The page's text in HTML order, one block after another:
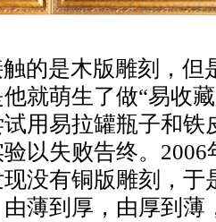
的是木版雕刻，但
就萌生了做“易收
用易拉罐瓶子和铁
以失败告终。
没有铜版雕刻，于
薄到厚，由厚到薄